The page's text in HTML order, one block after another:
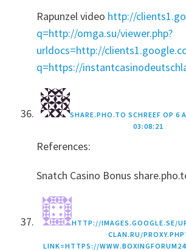
Rapunzel video http://
q=http://omga.su/viewer.php?
urldocs=http://
q=https://
SHARE.PHO.TO SCHREEF OP 6
03:08:21
References:
Snatch Casino Bonus
HTTP://IMAGES.GOOGLE.SE/
CLAN.RU/
LINK=HTTPS://